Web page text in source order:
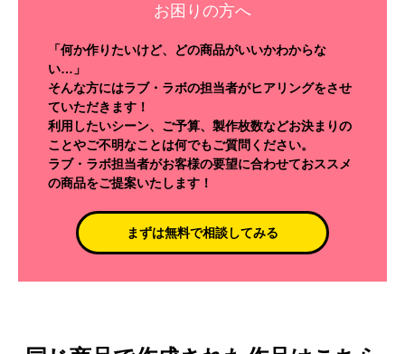
お困りの方へ
「何か作りたいけど、どの商品がいいかわからな
い…」
そんな方にはラブ・ラボの担当者がヒアリングをさせ
ていただきます！
利用したいシーン、ご予算、製作枚数などお決まりの
ことやご不明なことは何でもご質問ください。
ラブ・ラボ担当者がお客様の要望に合わせておススメ
の商品をご提案いたします！
まずは無料で相談してみる